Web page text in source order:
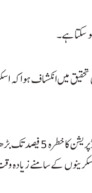
سکتا ہے۔
یونیورسٹی کی تحقیق میں انکشاف
تحقیق کے مطابق، اسکرین کے سامنے گزارا
اسکرینوں کے سامنے